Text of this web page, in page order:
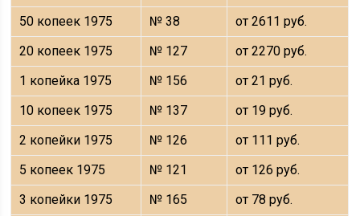
50 копеек 1975
№ 38
от 2611 руб.
20 копеек 1975
№ 127
от 2270 руб.
1 копейка 1975
№ 156
от 21 руб.
10 копеек 1975
№ 137
от 19 руб.
2 копейки 1975
№ 126
от 111 руб.
5 копеек 1975
№ 121
от 126 руб.
3 копейки 1975
№ 165 от 78 руб.